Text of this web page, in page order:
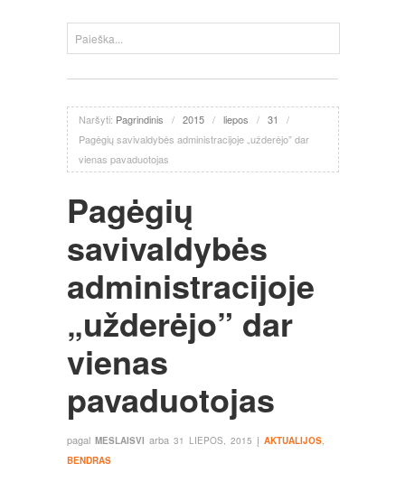
Naršyti: Pagrindinis / 2015 / liepos / 31
/
Pagėgių savivaldybės administracijoje „užderėjo” dar
vienas pavaduotojas
Pagėgių
savivaldybės
administracijoje
„užderėjo” dar
vienas
pavaduotojas
pagal MESLAISVI arba 31 LIEPOS, 2015 į AKTUALIJOS,
BENDRAS